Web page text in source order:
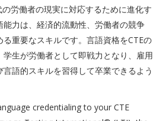
労働者の現実に対応するために進化す
力は、経済的流動性、労働者の競争
重要なスキルです。言語資格をCTEの
生が労働者として即戦力となり、雇用
語的スキルを習得して卒業できるよう
credentialing to your CTE